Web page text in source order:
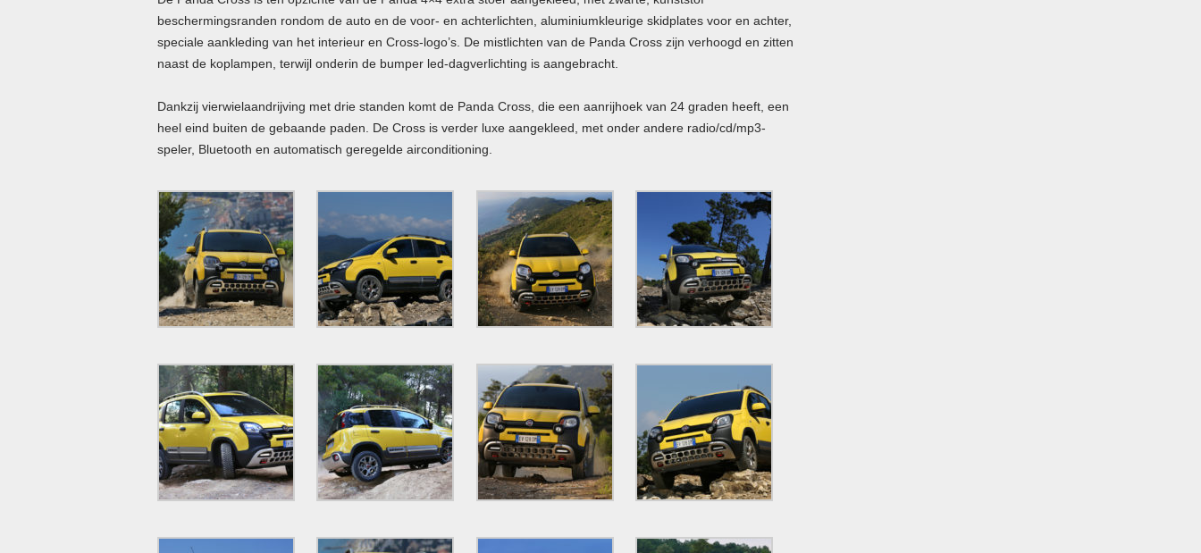
beschermingsranden rondom de auto en de voor- en achterlichten, aluminiumkleurige skidplates voor en achter,
speciale aankleding van het interieur en Cross-logo’s. De mistlichten van de Panda Cross zijn verhoogd en zitten
naast de koplampen, terwijl onderin de bumper led-dagverlichting is aangebracht.
Dankzij vierwielaandrijving met drie standen komt de Panda Cross, die een aanrijhoek van 24 graden heeft, een
heel eind buiten de gebaande paden. De Cross is verder luxe aangekleed, met onder andere radio/cd/mp3-
speler, Bluetooth en automatisch geregelde airconditioning.